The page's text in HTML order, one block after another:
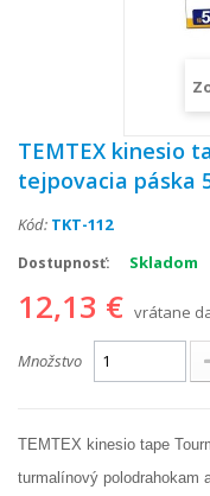
TEMTEX kinesio
tejpovacia páska
Kód: TKT-112
Dostupnosť: Skladom
12,13 € vrátane
Množstvo
TEMTEX kinesio tape
turmalínový polodrahokam